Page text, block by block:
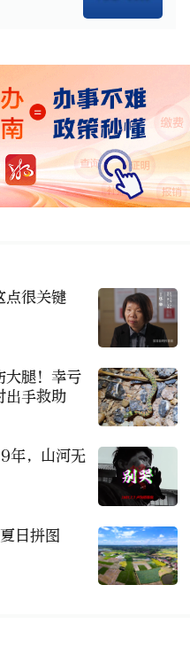
点很关键
大腿！幸亏
出手救助
年，山河无
日拼图